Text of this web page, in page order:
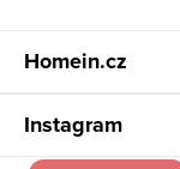
Homein.cz
Instagram